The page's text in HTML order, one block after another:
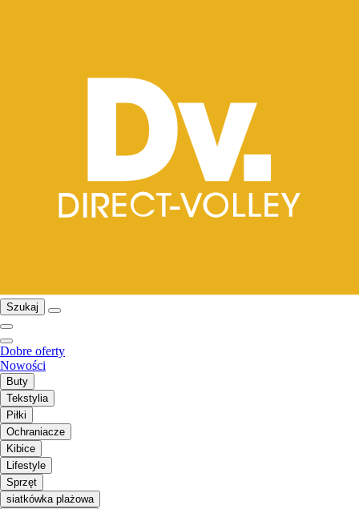
Szukaj
Dobre oferty
Nowości
Buty
Tekstylia
Piłki
Ochraniacze
Kibice
Lifestyle
Sprzęt
siatkówka plażowa